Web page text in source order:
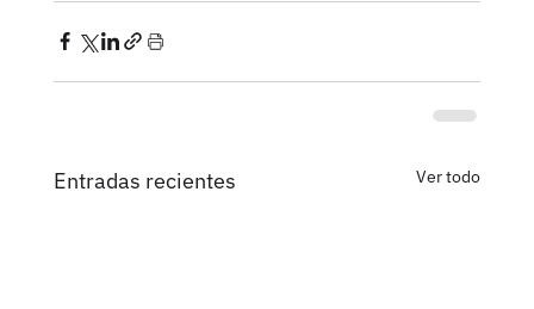
Entradas recientes Ver todo